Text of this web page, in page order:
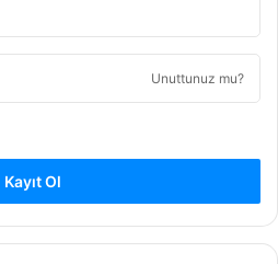
Unuttunuz mu?
Kayıt Ol